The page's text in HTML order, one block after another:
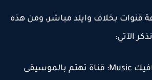
بخلاف وايلد مباشر، ومن هذه
الآتي:
ناشونال جيوغرافيك Music: قناة تهتم بالموسيقى